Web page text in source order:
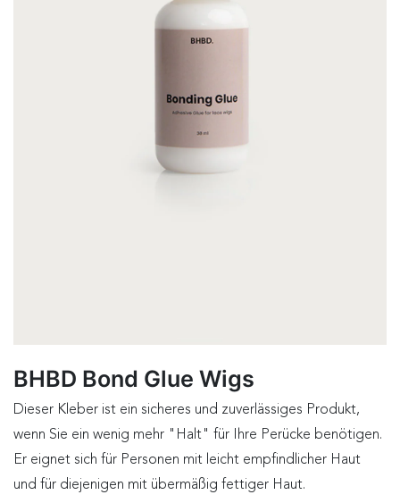
BHBD Bond Glue Wigs
Dieser Kleber ist ein sicheres und zuverlässiges Produkt,
wenn Sie ein wenig mehr "Halt" für Ihre Perücke benötigen.
Er eignet sich für Personen mit leicht empfindlicher Haut
und für diejenigen mit übermäßig fettiger Haut.